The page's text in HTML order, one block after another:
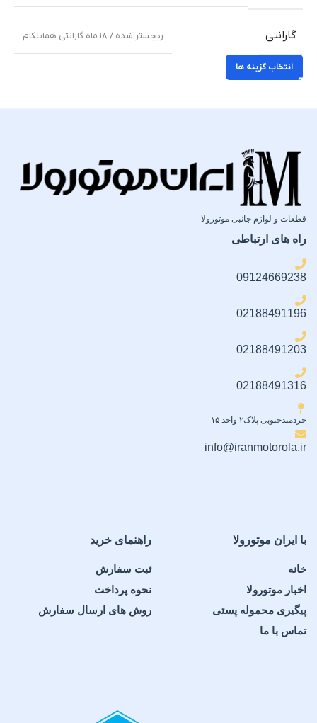
گارانتی ریجستر شده / ۱۸ ماه گارانتی هماتلکام
انتخاب گزینه ها
قطعات و لوازم جانبی موتورولا
راه های ارتباطی
09124669238
02188491196
02188491203
02188491316
خردمندجنوبی پلاک۲ واحد ۱۵
info@iranmotorola.ir
با ایران موتورولا
خانه
اخبار موتورولا
پیگیری محموله پستی
تماس با ما
راهنمای خرید
ثبت سفارش
نحوه پرداخت
روش های ارسال سفارش